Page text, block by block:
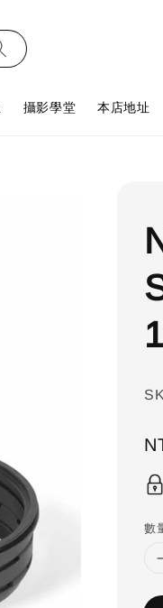
攝影學堂 本店地址
數